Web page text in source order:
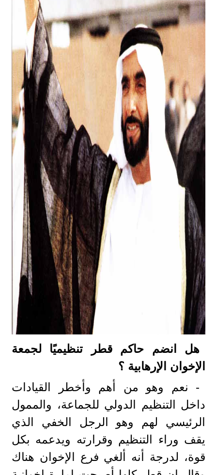
هل انضم حاكم قطر تنظيميًا لجمعة
الإخوان الإرهابية ؟
- نعم وهو من أهم وأخطر القيادات
داخل التنظيم الدولي للجماعة، والممول
الرئيسي لهم وهو الرجل الخفي الذي
يقف وراء التنظيم وقرارته ويدعمه بكل
قوة، لدرجة أنه ألغي فرع الإخوان هناك